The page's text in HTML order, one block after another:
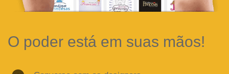
O poder está em suas mãos!